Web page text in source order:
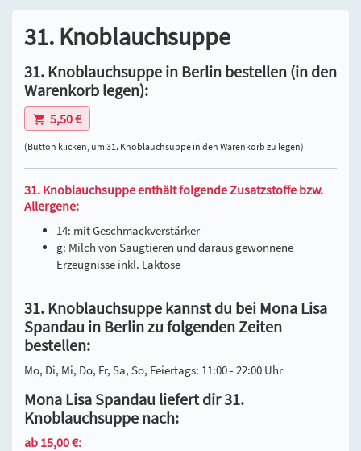
31. Knoblauchsuppe
31. Knoblauchsuppe in Berlin bestellen (in den
Warenkorb legen):
5,50 €
(Button klicken, um 31. Knoblauchsuppe in den Warenkorb zu legen)
31. Knoblauchsuppe enthält folgende Zusatzstoffe bzw.
Allergene:
14: mit Geschmackverstärker
g: Milch von Saugtieren und daraus gewonnene
Erzeugnisse inkl. Laktose
31. Knoblauchsuppe kannst du bei Mona Lisa
Spandau in Berlin zu folgenden Zeiten
bestellen:
Mo, Di, Mi, Do, Fr, Sa, So, Feiertags: 11:00 - 22:00 Uhr
Mona Lisa Spandau liefert dir 31.
Knoblauchsuppe nach:
ab 15,00 €: